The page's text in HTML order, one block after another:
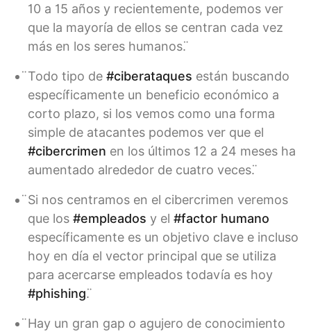
10 a 15 años y recientemente, podemos ver
que la mayoría de ellos se centran cada vez
más en los seres humanos. ̈
̈Todo tipo de #ciberataques están buscando
específicamente un beneficio económico a
corto plazo, si los vemos como una forma
simple de atacantes podemos ver que el
#cibercrimen en los últimos 12 a 24 meses ha
aumentado alrededor de cuatro veces. ̈
̈Si nos centramos en el cibercrimen veremos
que los #empleados y el #factor humano
específicamente es un objetivo clave e incluso
hoy en día el vector principal que se utiliza
para acercarse empleados todavía es hoy
#phishing. ̈
̈Hay un gran gap o agujero de conocimiento